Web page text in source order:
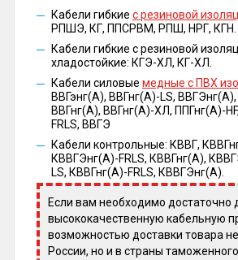
Кабели гибкие с резиновой
РПШЭ, КГ, ППСРВМ, РПШ, НРГ, КГН.
Кабели гибкие с резиновой
хладостойкие: КГЭ-ХЛ, КГ-ХЛ.
Кабели силовые медные с ПВХ
ВВГэнг(А), ВВГнг(А)-LS,
ВВГнг(А), ВВГнг(А)-ХЛ, ППГнг(А)-
FRLS, ВВГЭ
Кабели контрольные: КВВГ,
КВВГЭнг(А)-FRLS, КВВГнг(А),
LS, КВВГнг(А)-FRLS, КВВГЭнг(А).
Если вам необходимо достаточно
высококачественную кабельную
возможностью доставки товара
России, но и в страны